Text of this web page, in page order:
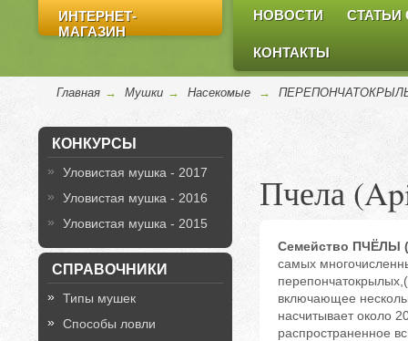
ИНТЕРНЕТ-
МАГАЗИН
НОВОСТИ СТАТЬИ
КОНТАКТЫ
Главная → Мушки → Насекомые →
КОНКУРСЫ
Уловистая мушка - 2017
Уловистая мушка - 2016
Уловистая мушка - 2015
СПРАВОЧНИКИ
Типы мушек
Способы ловли
Пчела
Семейство ПЧЁЛЫ
самых
включающее
насчитывает около
распространенное